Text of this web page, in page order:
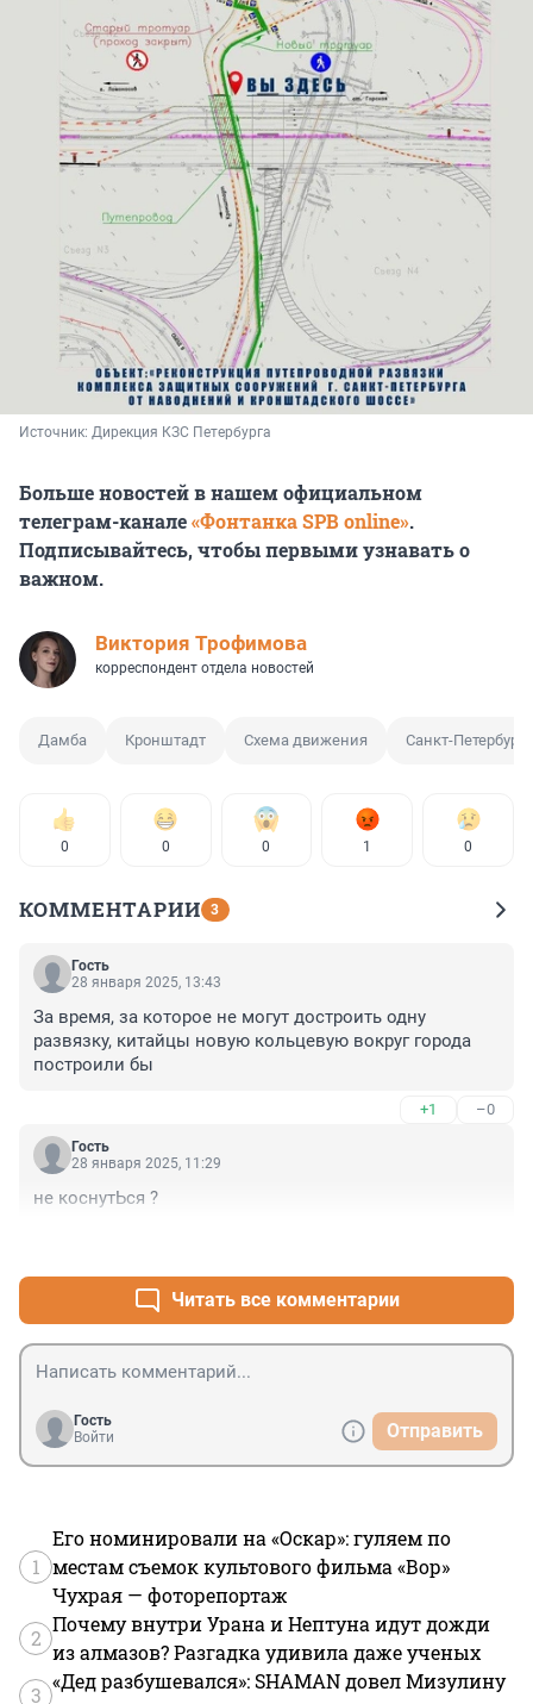
Источник: Дирекция КЗС Петербурга
Больше новостей в нашем официальном
телеграм-канале«Фонтанка SPB online».
Подписывайтесь, чтобы первыми узнавать о
важном.
Виктория Трофимова
корреспондент отдела новостей
Дамба Кронштадт Схема движения Санкт-Петербург
0 0 0 1 0
КОММЕНТАРИИ 3
Гость
28 января 2025, 13:43
За время, за которое не могут достроить одну
развязку, китайцы новую кольцевую вокруг города
построили бы
+1 –0
Гость
28 января 2025, 11:29
не коснутЬся ?
Читать все комментарии
Гость
Войти
Отправить
1
Его номинировали на «Оскар»: гуляем по
местам съемок культового фильма «Вор»
Чухрая — фоторепортаж
2
Почему внутри Урана и Нептуна идут дожди
из алмазов? Разгадка удивила даже ученых
3
«Дед разбушевался»: SHAMAN довел Мизулину